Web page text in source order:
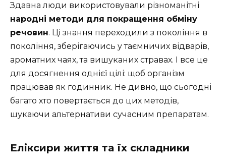
Здавна люди використовували різноманітні
народні методи для покращення обміну
речовин. Ці знання переходили з покоління в
покоління, зберігаючись у таємничих відварів,
ароматних чаях, та вишуканих стравах. І все це
для досягнення однієї цілі: щоб організм
працював як годинник. Не дивно, що сьогодні
багато хто повертається до цих методів,
шукаючи альтернативи сучасним препаратам.
Еліксири життя та їх складники